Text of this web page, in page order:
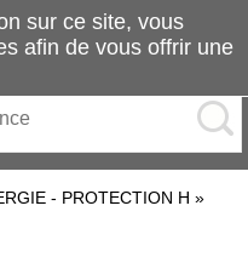
- PROTECTION H »
sur ce site, vous
afin de vous offrir une